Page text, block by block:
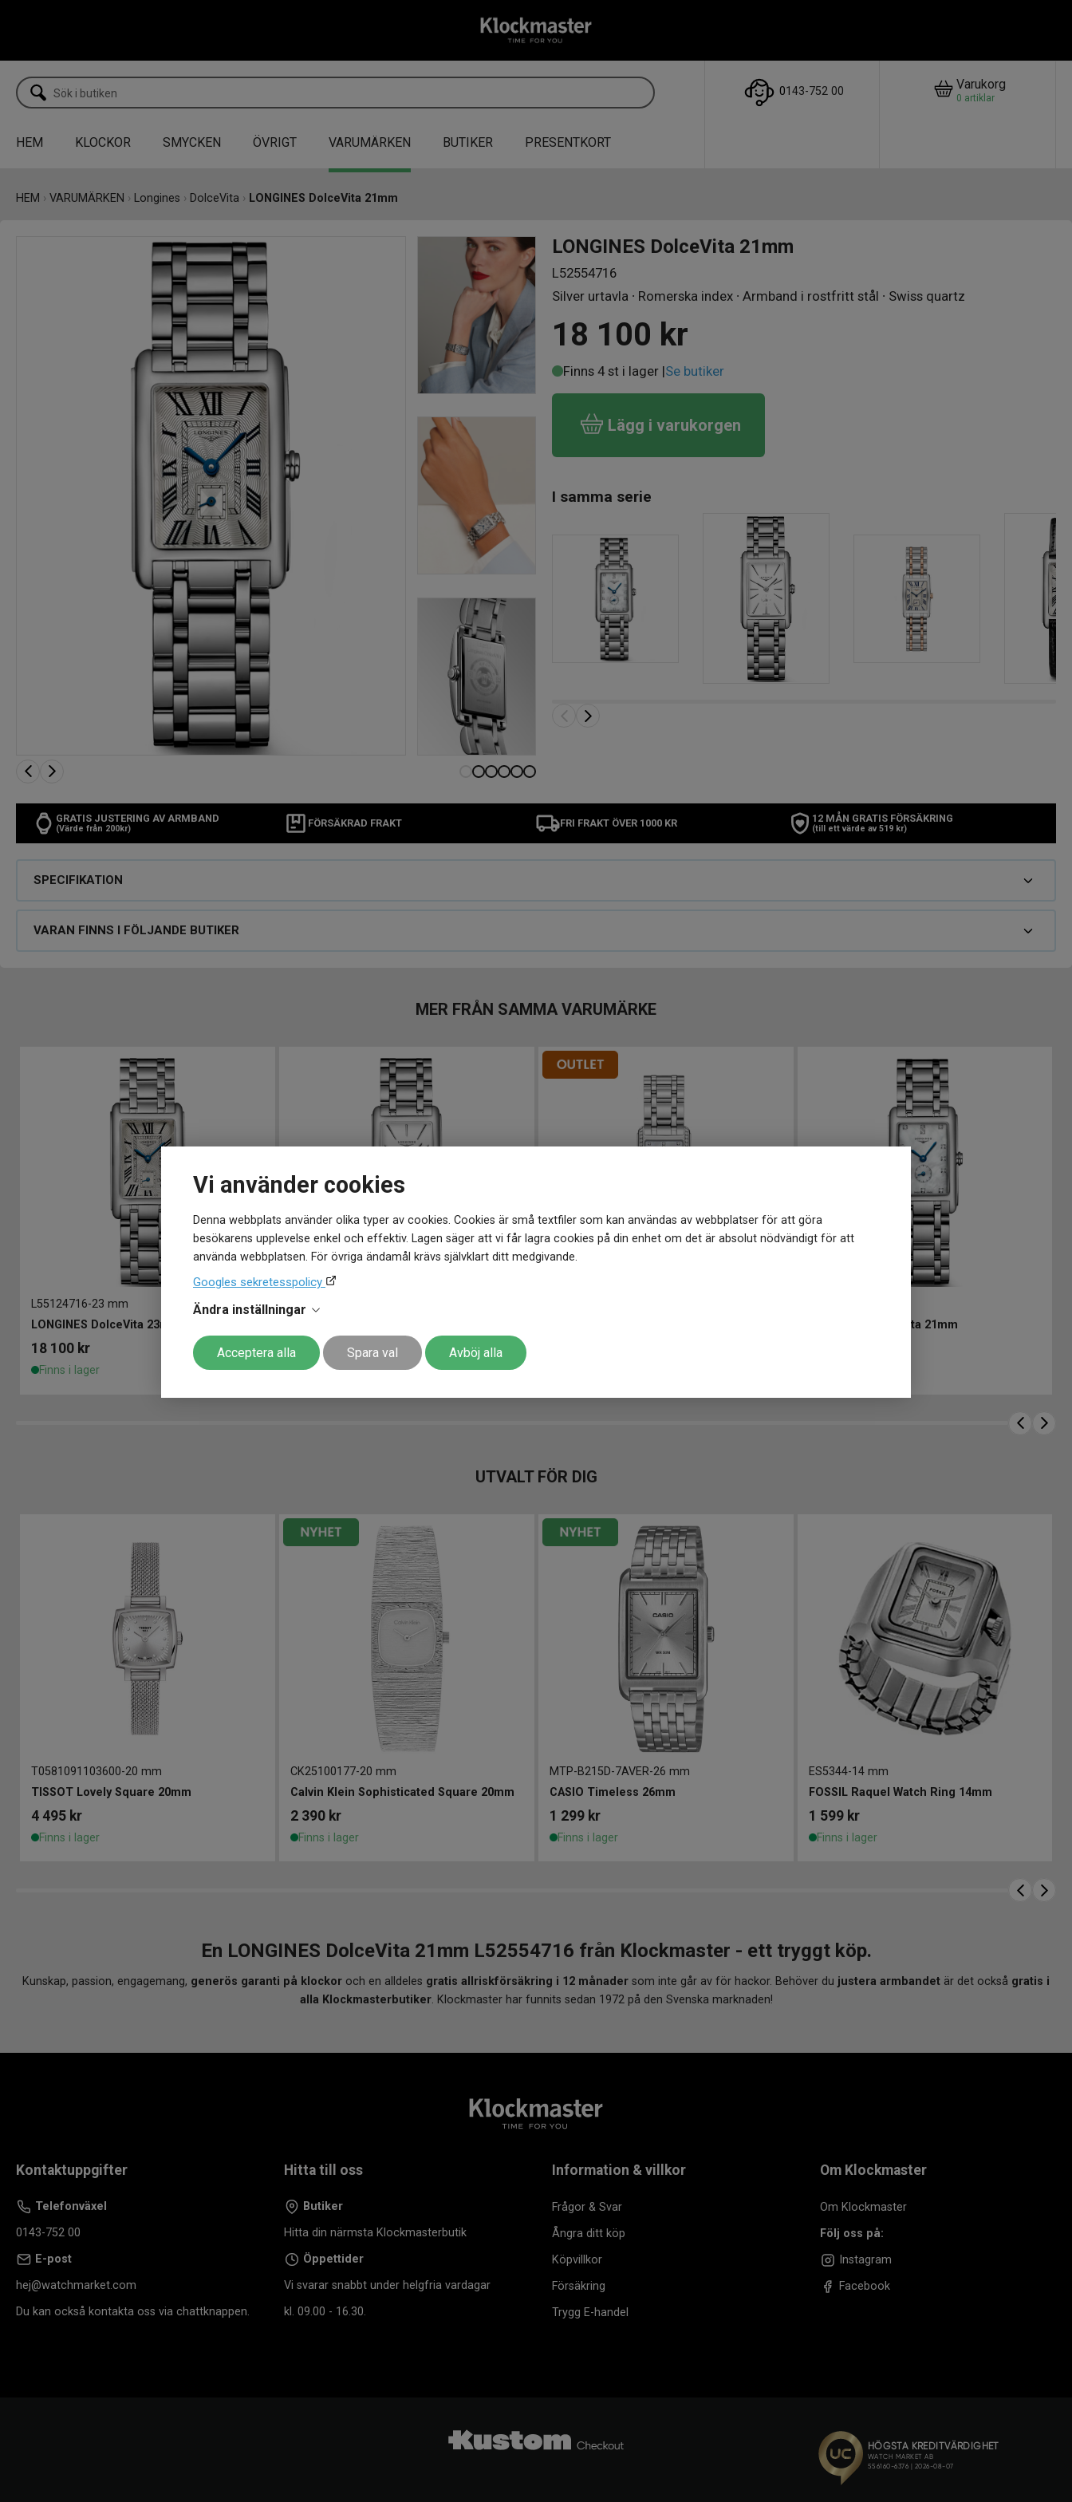
Vi använder cookies
Denna webbplats använder olika typer av cookies. Cookies är små textfiler som kan användas av webbplatser för att göra
besökarens upplevelse enkel och effektiv. Lagen säger att vi får lagra cookies på din enhet om det är absolut nödvändigt för att
använda webbplatsen. För övriga ändamål krävs självklart ditt medgivande.
Googles sekretesspolicy
Ändra inställningar
Acceptera alla Spara val Avböj alla
0143-752 00 Varukorg
0 artiklar
HEM KLOCKOR SMYCKEN ÖVRIGT VARUMÄRKEN BUTIKER PRESENTKORT
HEM › VARUMÄRKEN › Longines › DolceVita › LONGINES DolceVita 21mm
LONGINES DolceVita 21mm
L52554716
Silver urtavla ∙ Romerska index ∙ Armband i rostfritt stål ∙ Swiss quartz
18 100 kr
Finns 4 st i lager |Se butiker
Lägg i varukorgen
I samma serie
GRATIS JUSTERING AV ARMBAND
(Värde från 200kr) FÖRSÄKRAD FRAKT FRI FRAKT ÖVER 1000 KR 12 MÅN GRATIS FÖRSÄKRING
(till ett värde av 519 kr)
SPECIFIKATION
VARAN FINNS I FÖLJANDE BUTIKER
MER FRÅN SAMMA VARUMÄRKE
L55124716-23 mm
LONGINES DolceVita 23mm
18 100 kr
Finns i lager
L52554116
18 100 kr
Finns i lager
LONGINES DolceVita 21mm
UTVALT FÖR DIG
T0581091103600-20 mm
TISSOT Lovely Square 20mm
4 495 kr
Finns i lager
CK25100177-20 mm
Calvin Klein Sophisticated Square 20mm
2 390 kr
Finns i lager
MTP-B215D-7AVER-26 mm
CASIO Timeless 26mm
1 299 kr
Finns i lager
ES5344-14 mm
FOSSIL Raquel Watch Ring 14mm
1 599 kr
Finns i lager
En LONGINES DolceVita 21mm L52554716 från Klockmaster - ett tryggt köp.
Kunskap, passion, engagemang, generös garanti på klockor och en alldeles gratis allriskförsäkring i 12 månader som inte går av för hackor. Behöver du justera armbandet är det också gratis i
alla Klockmasterbutiker. Klockmaster har funnits sedan 1972 på den Svenska marknaden!
Kontaktuppgifter
Telefonväxel
0143-752 00
E-post
hej@watchmarket.com
Du kan också kontakta oss via chattknappen.
Hitta till oss
Butiker
Hitta din närmsta Klockmasterbutik
Öppettider
Vi svarar snabbt under helgfria vardagar
kl. 09.00 - 16.30.
Information & villkor
Frågor & Svar
Ångra ditt köp
Köpvillkor
Försäkring
Trygg E-handel
Om Klockmaster
Om Klockmaster
Följ oss på:
Instagram
Facebook